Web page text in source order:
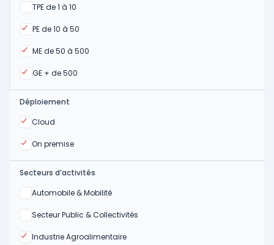
TPE de 1 à 10
Oui
PE de 10 à 50
Oui
ME de 50 à 500
Oui
GE + de 500
Oui
Déploiement
Cloud
Oui
On premise
Oui
Secteurs d’activités
Automobile & Mobilité
Oui
Secteur Public & Collectivités
Oui
Industrie Agroalimentaire
Oui